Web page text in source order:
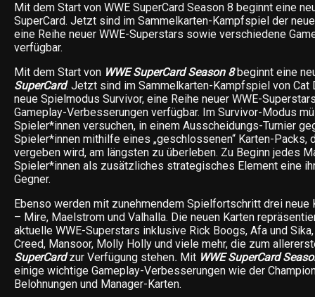
Mit dem Start von WWE SuperCard Season 8 beginnt eine
SuperCard. Jetzt sind im Sammelkarten-Kampfspiel der
eine Reihe neuer WWE-Superstars sowie verschiedene
verfügbar.
Mit dem Start von WWE SuperCard Season 8beginnt eine
SuperCard. Jetzt sind im Sammelkarten-Kampfspiel von Cat
neue Spielmodus Survivor, eine Reihe neuer WWE-
Gameplay-Verbesserungen verfügbar. Im Survivor-Modus
Spieler*innen versuchen, in einem Ausscheidungs-Turnier
Spieler*innen mithilfe eines „geschlossenen“ Karten-Packs,
vergeben wird, am längsten zu überleben. Zu Beginn jedes
Spieler*innen als zusätzliches strategisches Element eine
Gegner.
Ebenso werden mit zunehmendem Spielfortschritt drei neue
– Mire, Maelstrom und Valhalla. Die neuen Karten
aktuelle WWE-Superstars inklusive Rick Boogs, Afa und
Creed, Mansoor, Molly Holly und viele mehr, die zum
SuperCardzur Verfügung stehen. Mit WWE SuperCard
einige wichtige Gameplay-Verbesserungen wie der
Belohnungen und Manager-Karten.